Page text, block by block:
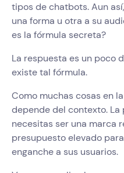
tipos de chatbots. Aun
una forma u otra a su
es la fórmula secreta?
La respuesta es un poco
existe tal fórmula.
Como muchas cosas en
depende del contexto.
necesitas ser una marca
presupuesto elevado
enganche a sus usuarios.